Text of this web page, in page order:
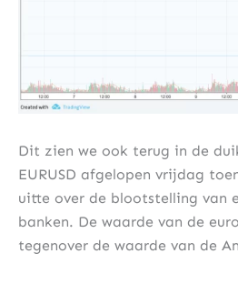
Dit zien we ook terug in de
EURUSD afgelopen vrijdag
uitte over de blootstelling van
banken. De waarde van de
tegenover de waarde van de